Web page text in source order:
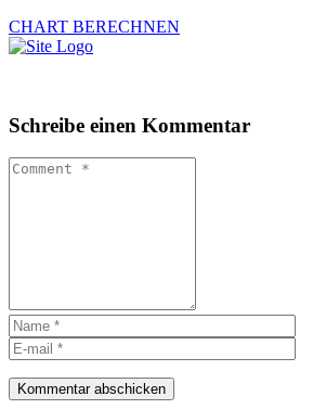
CHART BERECHNEN
Schreibe einen Kommentar
Kommentar abschicken